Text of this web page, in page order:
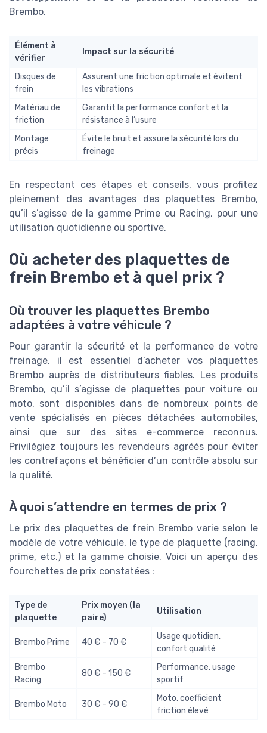
Brembo.
Élément à
vérifier
Impact sur la sécurité
Disques de
frein
Assurent une friction optimale et évitent
les vibrations
Matériau de
friction
Garantit la performance confort et la
résistance à l’usure
Montage
précis
Évite le bruit et assure la sécurité lors du
freinage
En respectant ces étapes et conseils, vous profitez
pleinement des avantages des plaquettes Brembo,
qu’il s’agisse de la gamme Prime ou Racing, pour une
utilisation quotidienne ou sportive.
Où acheter des plaquettes de
frein Brembo et à quel prix ?
Où trouver les plaquettes Brembo
adaptées à votre véhicule ?
Pour garantir la sécurité et la performance de votre
freinage, il est essentiel d’acheter vos plaquettes
Brembo auprès de distributeurs fiables. Les produits
Brembo, qu’il s’agisse de plaquettes pour voiture ou
moto, sont disponibles dans de nombreux points de
vente spécialisés en pièces détachées automobiles,
ainsi que sur des sites e-commerce reconnus.
Privilégiez toujours les revendeurs agréés pour éviter
les contrefaçons et bénéficier d’un contrôle absolu sur
la qualité.
À quoi s’attendre en termes de prix ?
Le prix des plaquettes de frein Brembo varie selon le
modèle de votre véhicule, le type de plaquette (racing,
prime, etc.) et la gamme choisie. Voici un aperçu des
fourchettes de prix constatées :
Type de
plaquette
Prix moyen (la
paire)
Utilisation
Brembo Prime 40 € – 70 €
Usage quotidien,
confort qualité
Brembo
Racing
80 € – 150 €
Performance, usage
sportif
Brembo Moto 30 € – 90 €
Moto, coefficient
friction élevé